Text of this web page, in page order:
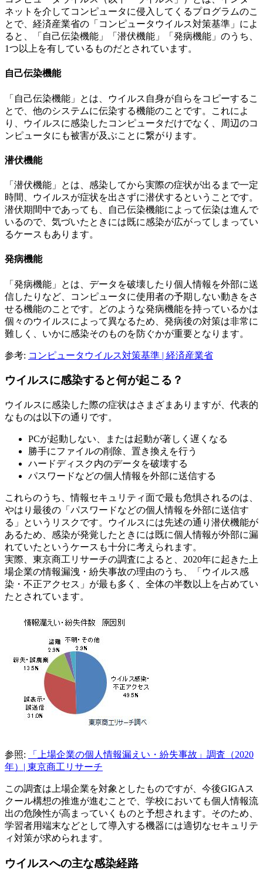
ネットを介してコンピュータに侵入してくるプログラムのこ
とで、経済産業省の「コンピュータウイルス対策基準」によ
ると、「自己伝染機能」「潜伏機能」「発病機能」のうち、
1つ以上を有しているものだとされています。
自己伝染機能
「自己伝染機能」とは、ウイルス自身が自らをコピーするこ
とで、他のシステムに伝染する機能のことです。これによ
り、ウイルスに感染したコンピュータだけでなく、周辺のコ
ンピュータにも被害が及ぶことに繋がります。
潜伏機能
「潜伏機能」とは、感染してから実際の症状が出るまで一定
時間、ウイルスが症状を出さずに潜伏するということです。
潜伏期間中であっても、自己伝染機能によって伝染は進んで
いるので、気づいたときには既に感染が広がってしまってい
るケースもあります。
発病機能
「発病機能」とは、データを破壊したり個人情報を外部に送
信したりなど、コンピュータに使用者の予期しない動きをさ
せる機能のことです。どのような発病機能を持っているかは
個々のウイルスによって異なるため、発病後の対策は非常に
難しく、いかに感染そのものを防ぐかが重要となります。
参考: コンピュータウイルス対策基準 | 経済産業省
ウイルスに感染すると何が起こる？
ウイルスに感染した際の症状はさまざまありますが、代表的
なものは以下の通りです。
PCが起動しない、または起動が著しく遅くなる
勝手にファイルの削除、置き換えを行う
ハードディスク内のデータを破壊する
パスワードなどの個人情報を外部に送信する
これらのうち、情報セキュリティ面で最も危惧されるのは、
やはり最後の「パスワードなどの個人情報を外部に送信す
る」というリスクです。ウイルスには先述の通り潜伏機能が
あるため、感染が発覚したときには既に個人情報が外部に漏
れていたというケースも十分に考えられます。
実際、東京商工リサーチの調査によると、2020年に起きた上
場企業の情報漏洩・紛失事故の理由のうち、「ウイルス感
染・不正アクセス」が最も多く、全体の半数以上を占めてい
たとされています。
参照:
「上場企業の個人情報漏えい・紛失事故」調査（2020
年）| 東京商工リサーチ
この調査は上場企業を対象としたものですが、今後GIGAス
クール構想の推進が進むことで、学校においても個人情報流
出の危険性が高まっていくものと予想されます。そのため、
学習者用端末などとして導入する機器には適切なセキュリテ
ィ対策が求められます。
ウイルスへの主な感染経路